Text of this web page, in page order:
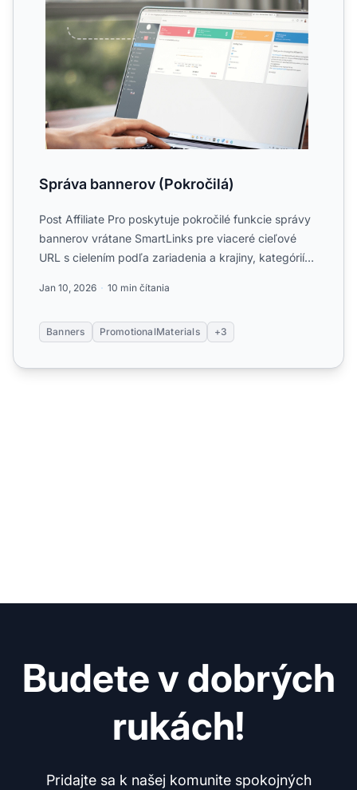
Správa bannerov (Pokročilá)
Post Affiliate Pro poskytuje pokročilé funkcie správy
bannerov vrátane SmartLinks pre viaceré cieľové
URL s cielením podľa zariadenia a krajiny, kategórií
Jan 10, 2026 10 min čítania
Banners PromotionalMaterials +3
Budete v dobrých
rukách!
Pridajte sa k našej komunite spokojných